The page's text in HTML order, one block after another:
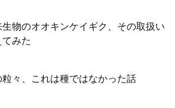
物のオオキンケイギク、その取扱い
みた
粒々、これは種ではなかった話